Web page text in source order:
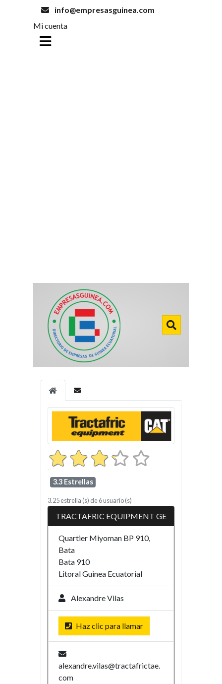
info@empresasguinea.com
Mi cuenta
3.3 Estrellas
3.25estrella (s) de6usuario (s)
TRACTAFRIC EQUIPMENT GE
Quartier Miyoman BP 910,
Bata
Bata910
LitoralGuinea Ecuatorial
Alexandre Vilas
Haz clic para llamar
alexandre.vilas@tractafrictae.
com